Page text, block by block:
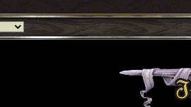
Torna indietro